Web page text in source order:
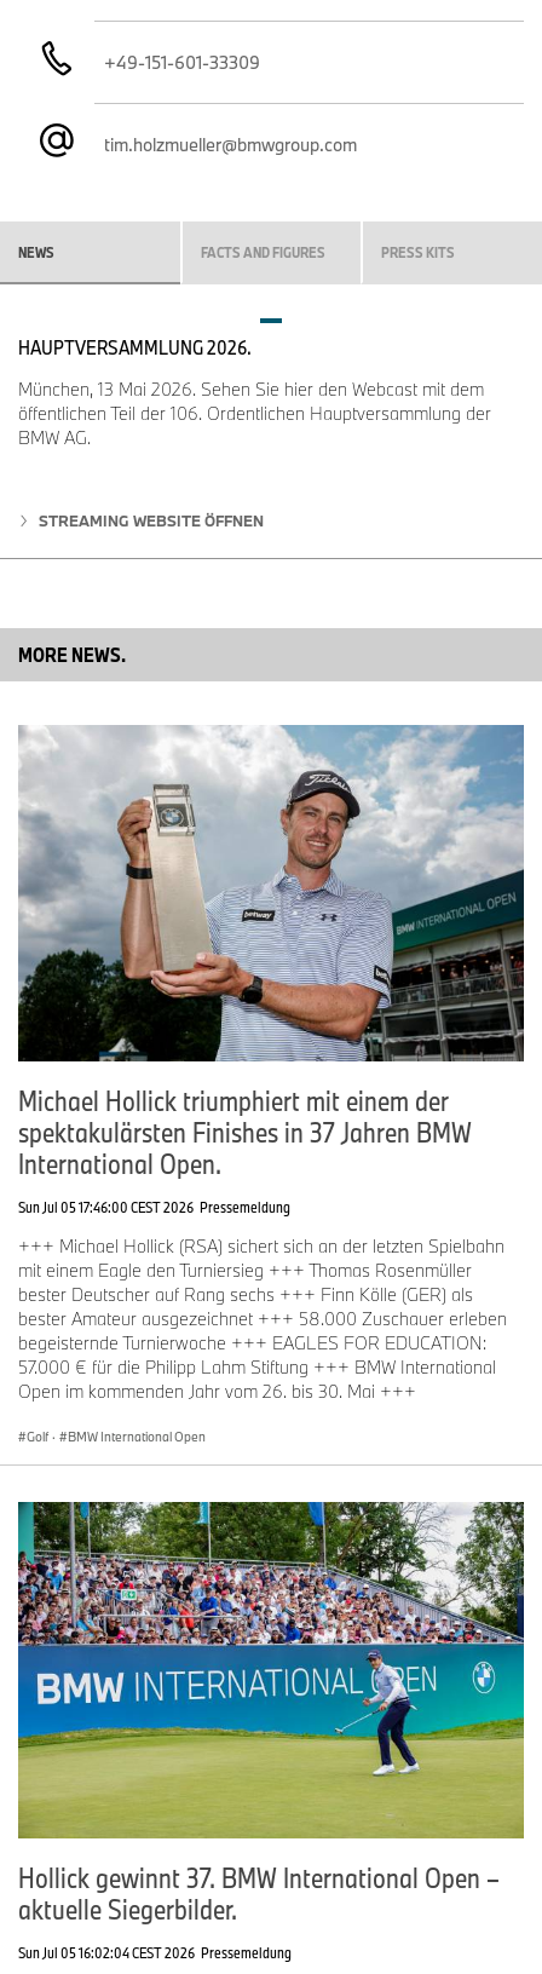
+49-151-601-33309
tim.holzmueller@bmwgroup.com
NEWS FACTS AND FIGURES PRESS KITS
HAUPTVERSAMMLUNG 2026.
München, 13 Mai 2026. Sehen Sie hier den Webcast mit dem
öffentlichen Teil der 106. Ordentlichen Hauptversammlung der
BMW AG.
STREAMING WEBSITE ÖFFNEN
MORE NEWS.
Michael Hollick triumphiert mit einem der
spektakulärsten Finishes in 37 Jahren BMW
International Open.
Sun Jul 05 17:46:00 CEST 2026 Pressemeldung
+++ Michael Hollick (RSA) sichert sich an der letzten Spielbahn
mit einem Eagle den Turniersieg +++ Thomas Rosenmüller
bester Deutscher auf Rang sechs +++ Finn Kölle (GER) als
bester Amateur ausgezeichnet +++ 58.000 Zuschauer erleben
begeisternde Turnierwoche +++ EAGLES FOR EDUCATION:
57.000 € für die Philipp Lahm Stiftung +++ BMW International
Open im kommenden Jahr vom 26. bis 30. Mai +++
Golf · BMW International Open
Hollick gewinnt 37. BMW International Open –
aktuelle Siegerbilder.
Sun Jul 05 16:02:04 CEST 2026 Pressemeldung